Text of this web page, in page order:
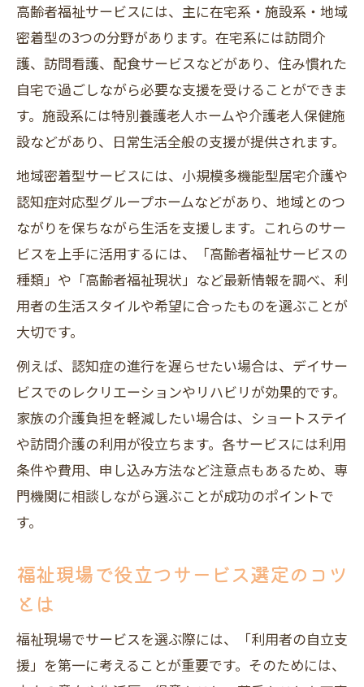
高齢者福祉サービスには、主に在宅系・施設系・地域
密着型の3つの分野があります。在宅系には訪問介
護、訪問看護、配食サービスなどがあり、住み慣れた
自宅で過ごしながら必要な支援を受けることができま
す。施設系には特別養護老人ホームや介護老人保健施
設などがあり、日常生活全般の支援が提供されます。
地域密着型サービスには、小規模多機能型居宅介護や
認知症対応型グループホームなどがあり、地域とのつ
ながりを保ちながら生活を支援します。これらのサー
ビスを上手に活用するには、「高齢者福祉サービスの
種類」や「高齢者福祉現状」など最新情報を調べ、利
用者の生活スタイルや希望に合ったものを選ぶことが
大切です。
例えば、認知症の進行を遅らせたい場合は、デイサー
ビスでのレクリエーションやリハビリが効果的です。
家族の介護負担を軽減したい場合は、ショートステイ
や訪問介護の利用が役立ちます。各サービスには利用
条件や費用、申し込み方法など注意点もあるため、専
門機関に相談しながら選ぶことが成功のポイントで
す。
福祉現場で役立つサービス選定のコツ
とは
福祉現場でサービスを選ぶ際には、「利用者の自立支
援」を第一に考えることが重要です。そのためには、